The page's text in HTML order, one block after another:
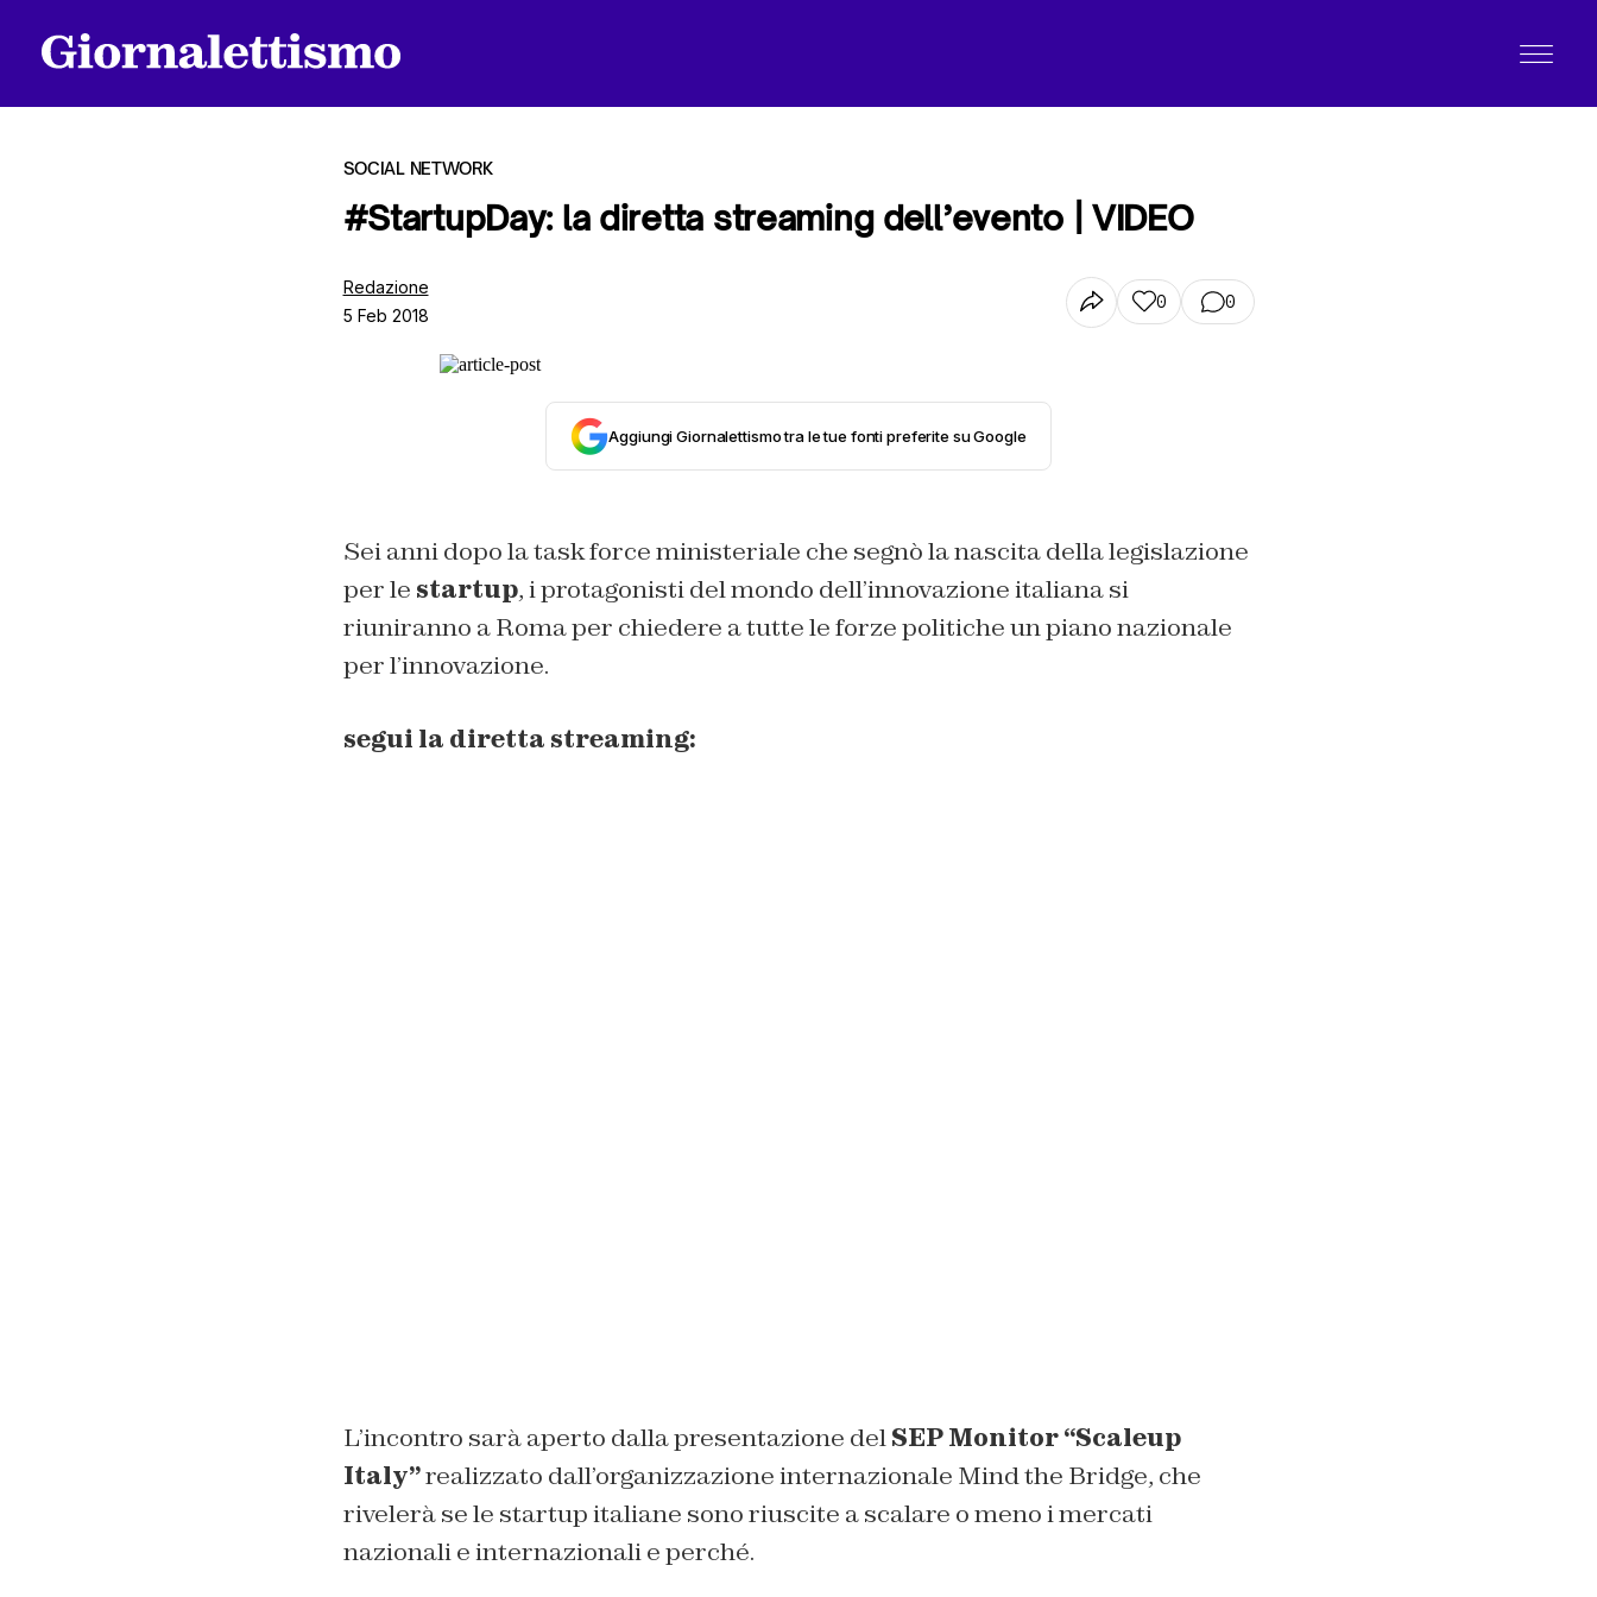
SOCIAL NETWORK
#StartupDay: la diretta streaming dell’evento | VIDEO
Redazione
5 Feb 2018
0 0
Aggiungi Giornalettismo tra le tue fonti preferite su Google
Sei anni dopo la task force ministeriale che segnò la nascita della legislazione
per le startup, i protagonisti del mondo dell’innovazione italiana si
riuniranno a Roma per chiedere a tutte le forze politiche un piano nazionale
per l’innovazione.
segui la diretta streaming:
L’incontro sarà aperto dalla presentazione delSEP Monitor “Scaleup
Italy”realizzato dall’organizzazione internazionale Mind the Bridge, che
rivelerà se le startup italiane sono riuscite a scalare o meno i mercati
nazionali e internazionali e perché.